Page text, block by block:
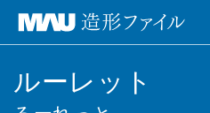
ルーレット